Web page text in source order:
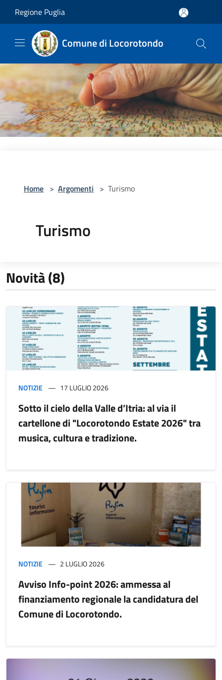
Regione Puglia
Comune di Locorotondo
Home > Argomenti > Turismo
Turismo
Novità (8)
NOTIZIE 17 LUGLIO 2026
Sotto il cielo della Valle d’Itria: al via il
cartellone di "Locorotondo Estate 2026" tra
musica, cultura e tradizione.
NOTIZIE 2 LUGLIO 2026
Avviso Info-point 2026: ammessa al
finanziamento regionale la candidatura del
Comune di Locorotondo.